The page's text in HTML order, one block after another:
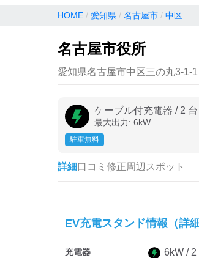
HOME 愛知県 名古屋市 中区
名古屋市役所
愛知県名古屋市中区三の丸3-1-1
ケーブル付充電器 / 2 台
最大出力: 6kW
駐車無料
詳細口コミ 修正周辺スポット
EV充電スタンド情報（詳細
充電器 6kW / 2